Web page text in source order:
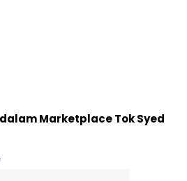
Marketplace Tok Syed